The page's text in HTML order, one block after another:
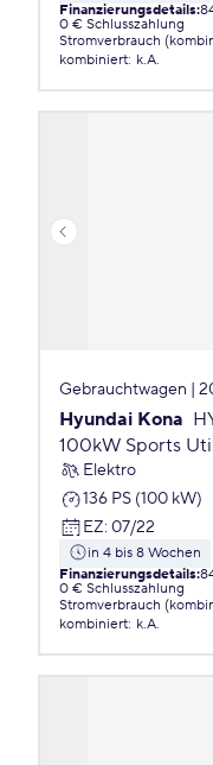
Finanzierungsdetails:
0 € Schlusszahlung
Stromverbrauch
kombiniert: k.A.
Gebrauchtwagen |
Hyundai Kona
100kW Sports
Elektro
136 PS (100 kW)
EZ: 07/22
in 4 bis 8 Wochen
Finanzierungsdetails:
0 € Schlusszahlung
Stromverbrauch
kombiniert: k.A.